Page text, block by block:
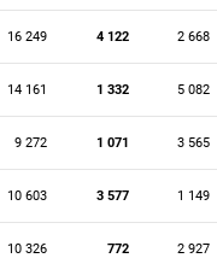
16 249 4 122 2 668
14 161 1 332 5 082
9 272 1 071 3 565
10 603 3 577 1 149
10 326 772 2 927